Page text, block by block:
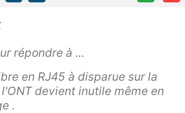
répondre à ...
en RJ45 à disparue sur la
devient inutile même en
.